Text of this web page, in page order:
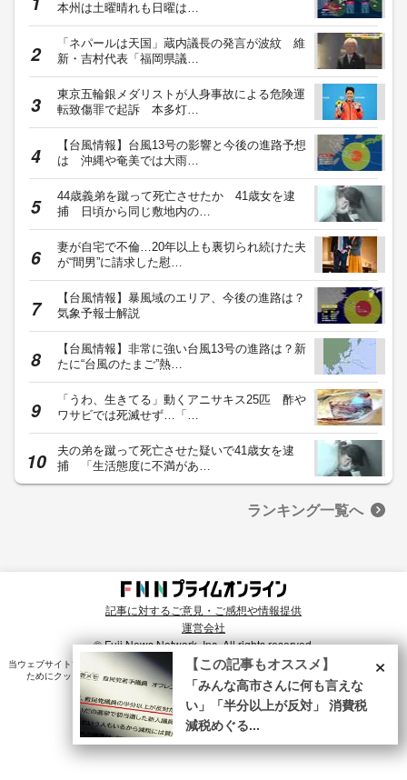
本州は土曜晴れも日曜は…
「ネパールは天国」蔵内議長の発言が波紋 維
新・吉村代表「福岡県議…
東京五輪銀メダリストが人身事故による危険運
転致傷罪で起訴 本多灯…
【台風情報】台風13号の影響と今後の進路予想
は 沖縄や奄美では大雨…
44歳義弟を蹴って死亡させたか 41歳女を逮
捕 日頃から同じ敷地内の…
妻が自宅で不倫…20年以上も裏切られ続けた夫
が“間男”に請求した慰…
【台風情報】暴風域のエリア、今後の進路は？
気象予報士解説
【台風情報】非常に強い台風13号の進路は？新
たに“台風のたまご”熱…
「うわ、生きてる」動くアニサキス25匹 酢や
ワサビでは死滅せず…「…
夫の弟を蹴って死亡させた疑いで41歳女を逮
捕 「生活態度に不満があ…
ランキング一覧へ
記事に対するご意見・ご感想や情報提供
運営会社
© Fuji News Network, Inc. All rights reserved.
当ウェブサイトでは、ユーザのニーズ・興味・関⼼に合致したコンテンツや広告配信を提供する
ためにクッキーを使⽤しています。詳細は、
プライバシーポリシー をご確認ください。×
【この記事もオススメ】
「みんな高市さんに何も言えな
い」「半分以上が反対」 消費税
減税めぐる...